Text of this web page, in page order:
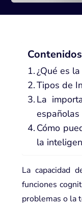
Contenidos
¿Qué es
Tipos de
La
españolas
Cómo
la
La capacidad
funciones
problemas o la